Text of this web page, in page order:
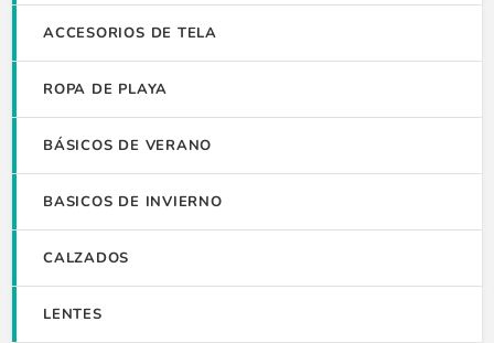
ACCESORIOS DE TELA
ROPA DE PLAYA
BÁSICOS DE VERANO
BASICOS DE INVIERNO
CALZADOS
LENTES